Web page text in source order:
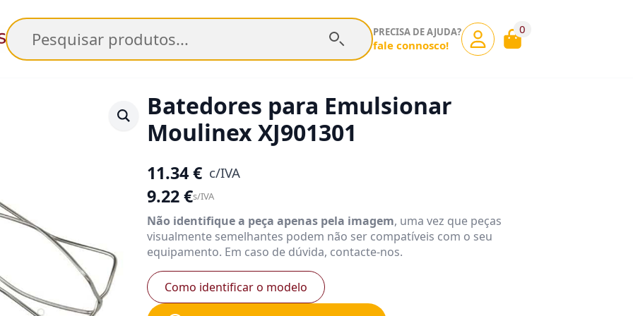
Pesquisar PRECISA DE AJUDA?
fale connosco!
0
Batedores para Emulsionar
Moulinex XJ901301
11.34€ c/IVA
9.22€s/IVA
Não identifique a peça apenas pela imagem, uma vez que peças
visualmente semelhantes podem não ser compatíveis com o seu
equipamento. Em caso de dúvida, contacte-nos.
Como identificar o modelo